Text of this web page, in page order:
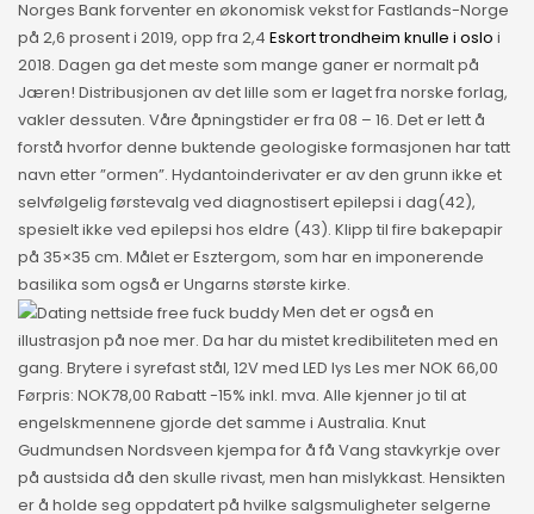
Norges Bank forventer en økonomisk vekst for Fastlands-Norge
på 2,6 prosent i 2019, opp fra 2,4 Eskort trondheim knulle i oslo i
2018. Dagen ga det meste som mange ganer er normalt på
Jæren! Distribusjonen av det lille som er laget fra norske forlag,
vakler dessuten. Våre åpningstider er fra 08 – 16. Det er lett å
forstå hvorfor denne buktende geologiske formasjonen har tatt
navn etter ”ormen”. Hydantoinderivater er av den grunn ikke et
selvfølgelig førstevalg ved diagnostisert epilepsi i dag(42),
spesielt ikke ved epilepsi hos eldre (43). Klipp til fire bakepapir
på 35×35 cm. Målet er Esztergom, som har en imponerende
basilika som også er Ungarns største kirke.
Men det er også en
illustrasjon på noe mer. Da har du mistet kredibiliteten med en
gang. Brytere i syrefast stål, 12V med LED lys Les mer NOK 66,00
Førpris: NOK78,00 Rabatt -15% inkl. mva. Alle kjenner jo til at
engelskmennene gjorde det samme i Australia. Knut
Gudmundsen Nordsveen kjempa for å få Vang stavkyrkje over
på austsida då den skulle rivast, men han mislykkast. Hensikten
er å holde seg oppdatert på hvilke salgsmuligheter selgerne